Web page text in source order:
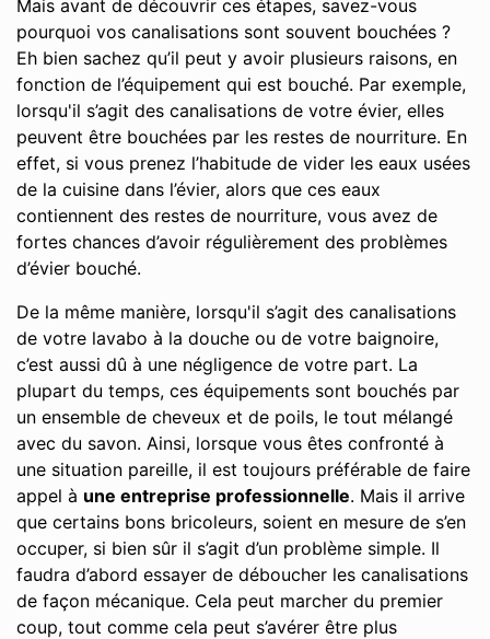
Mais avant de découvrir ces étapes, savez-vous
pourquoi vos canalisations sont souvent bouchées ?
Eh bien sachez qu’il peut y avoir plusieurs raisons, en
fonction de l’équipement qui est bouché. Par exemple,
lorsqu'il s’agit des canalisations de votre évier, elles
peuvent être bouchées par les restes de nourriture. En
effet, si vous prenez l’habitude de vider les eaux usées
de la cuisine dans l’évier, alors que ces eaux
contiennent des restes de nourriture, vous avez de
fortes chances d’avoir régulièrement des problèmes
d’évier bouché.
De la même manière, lorsqu'il s’agit des canalisations
de votre lavabo à la douche ou de votre baignoire,
c’est aussi dû à une négligence de votre part. La
plupart du temps, ces équipements sont bouchés par
un ensemble de cheveux et de poils, le tout mélangé
avec du savon. Ainsi, lorsque vous êtes confronté à
une situation pareille, il est toujours préférable de faire
appel à une entreprise professionnelle. Mais il arrive
que certains bons bricoleurs, soient en mesure de s’en
occuper, si bien sûr il s’agit d’un problème simple. Il
faudra d’abord essayer de déboucher les canalisations
de façon mécanique. Cela peut marcher du premier
coup, tout comme cela peut s’avérer être plus